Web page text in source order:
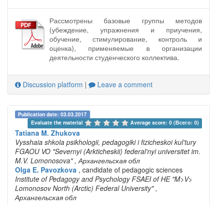
Рассмотрены базовые группы методов
(убеждение, упражнения и приучения,
обучение, стимулирование, контроль и
оценка), применяемые в организации
деятельности студенческого коллектива.
Discussion platform | Leave a comment
Publication date: 03.03.2017
Evaluate the material
Average score: 0 (Всего: 0)
Tatiana M. Zhukova
Vysshaia shkola psikhologii, pedagogiki i fizicheskoi kul'tury
FGAOU VO "Severnyi (Arkticheskii) federal'nyi universitet im.
M.V. Lomonosova" , Архангельская обл
Olga E. Pavozkova , candidate of pedagogic sciences
Institute of Pedagogy and Psychology FSAEI of HE "M>V>
Lomonosov North (Arctic) Federal University" ,
Архангельская обл